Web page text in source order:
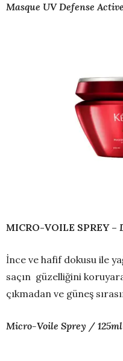
Masque UV Defense
MICRO-VOILE SPREY –
İnce ve hafif dokusu ile
saçın güzelliğini
çıkmadan ve güneş
Micro-Voile Sprey /